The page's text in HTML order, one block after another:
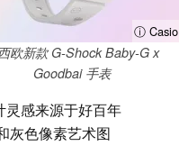
ⓘ Casio
欧新款 G-Shock Baby-G x
Goodbai 手表
灵感来源于好百年
灰色像素艺术图